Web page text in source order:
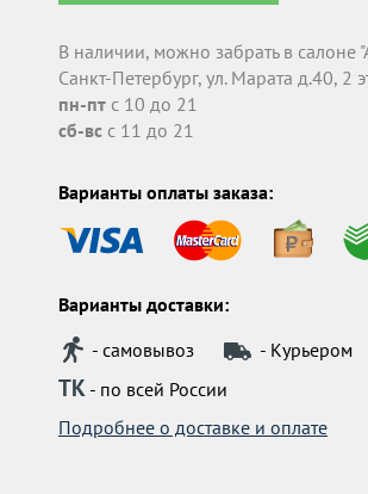
В наличии, можно забрать в салоне
Санкт-Петербург, ул. Марата д.40, 2
пн-птс 10 до 21
сб-всс 11 до 21
Варианты оплаты заказа:
Варианты доставки:
- самовывоз
- Курьером
ТК- по всей России
Подробнее о доставке и оплате